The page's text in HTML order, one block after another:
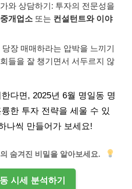
와 상담하기: 투자의 전문성을
개업소 또는 컨설턴트와 이야
장 매매하라는 압박을 느끼기
들을 잘 챙기면서 서두르지 않
다면, 2025년 6월 명일동 명
한 투자 전략을 세울 수 있
나씩 만들어가 보세요!
숨겨진 비밀을 알아보세요.
시세 분석하기